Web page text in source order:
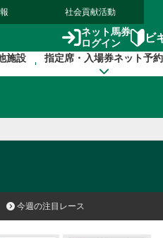
社会貢献活動
ネット馬券
ログイン
ビ
施設 指定席・入場券ネット予約
今週の注目レース